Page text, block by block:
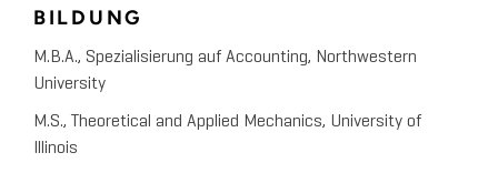
Property Assets
CLE Webinar with Jones Day, Procter & Gamble
September 2014 Webinar
How Can IPRs Affect Your
BILDUNG
M.B.A., Spezialisierung auf Accounting, Northwestern
University
M.S., Theoretical and Applied Mechanics, University of
Illinois